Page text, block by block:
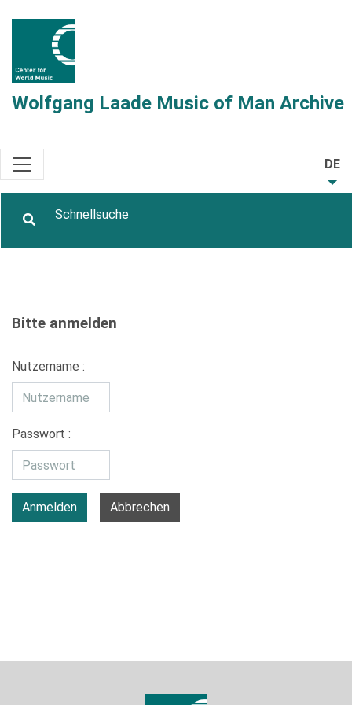
Wolfgang Laade Music of Man Archive
DE
Bitte anmelden
Nutzername :
Passwort :
Anmelden Abbrechen